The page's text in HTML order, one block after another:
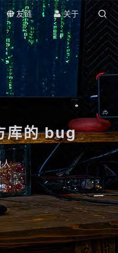
 友链  关于 
库的 bug_
人